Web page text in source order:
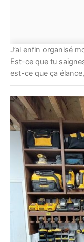
J’ai enfin organisé
Est-ce que tu
est-ce que ça